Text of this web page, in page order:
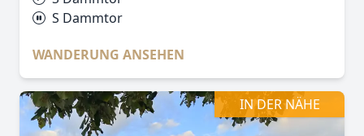
S Dammtor
WANDERUNG ANSEHEN
IN DER NÄHE